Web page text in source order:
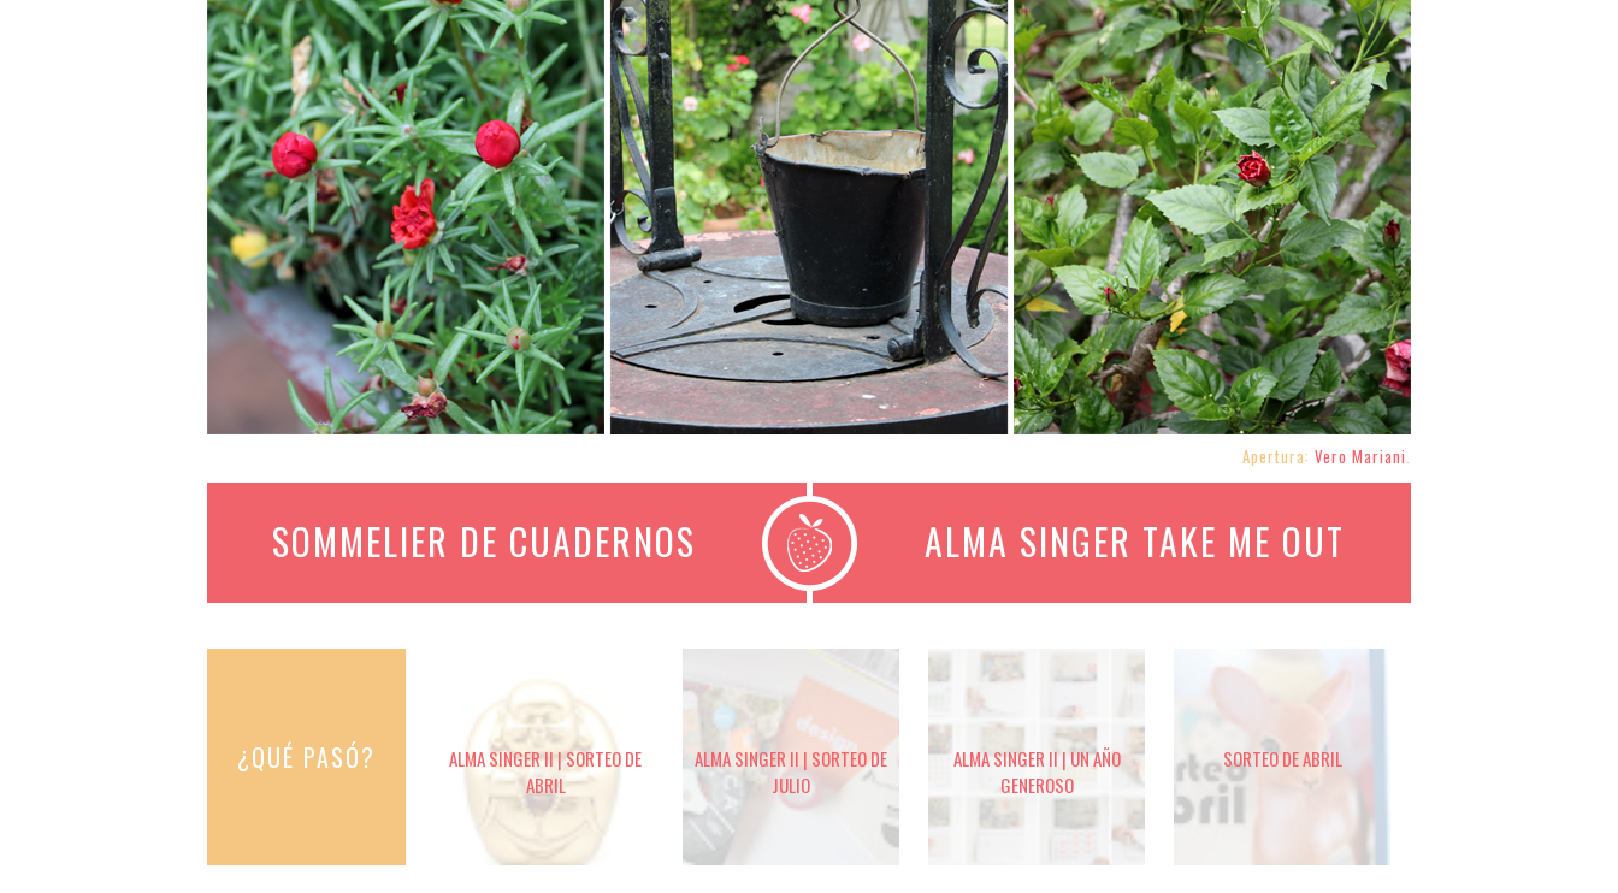
Apertura: Vero Mariani.
SOMMELIER DE CUADERNOS ALMA SINGER TAKE ME OUT
¿QUÉ PASÓ?
ALMA SINGER II | SORTEO DE
ABRIL
ALMA SINGER II | SORTEO DE
JULIO
ALMA SINGER II | UN AÑO
GENEROSO
SORTEO DE ABRIL